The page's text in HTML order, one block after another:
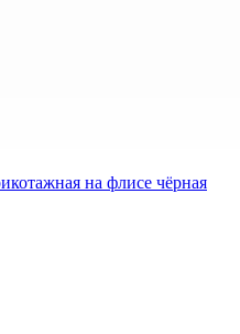
на флисе чёрная